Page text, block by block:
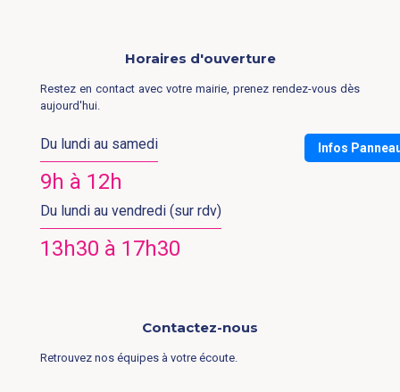
Horaires d'ouverture
Restez en contact avec votre mairie, prenez rendez-vous dès
aujourd'hui.
Du lundi au samedi
9h à 12h
Du lundi au vendredi (sur rdv)
13h30 à 17h30
Contactez-nous
Retrouvez nos équipes à votre écoute.
Infos